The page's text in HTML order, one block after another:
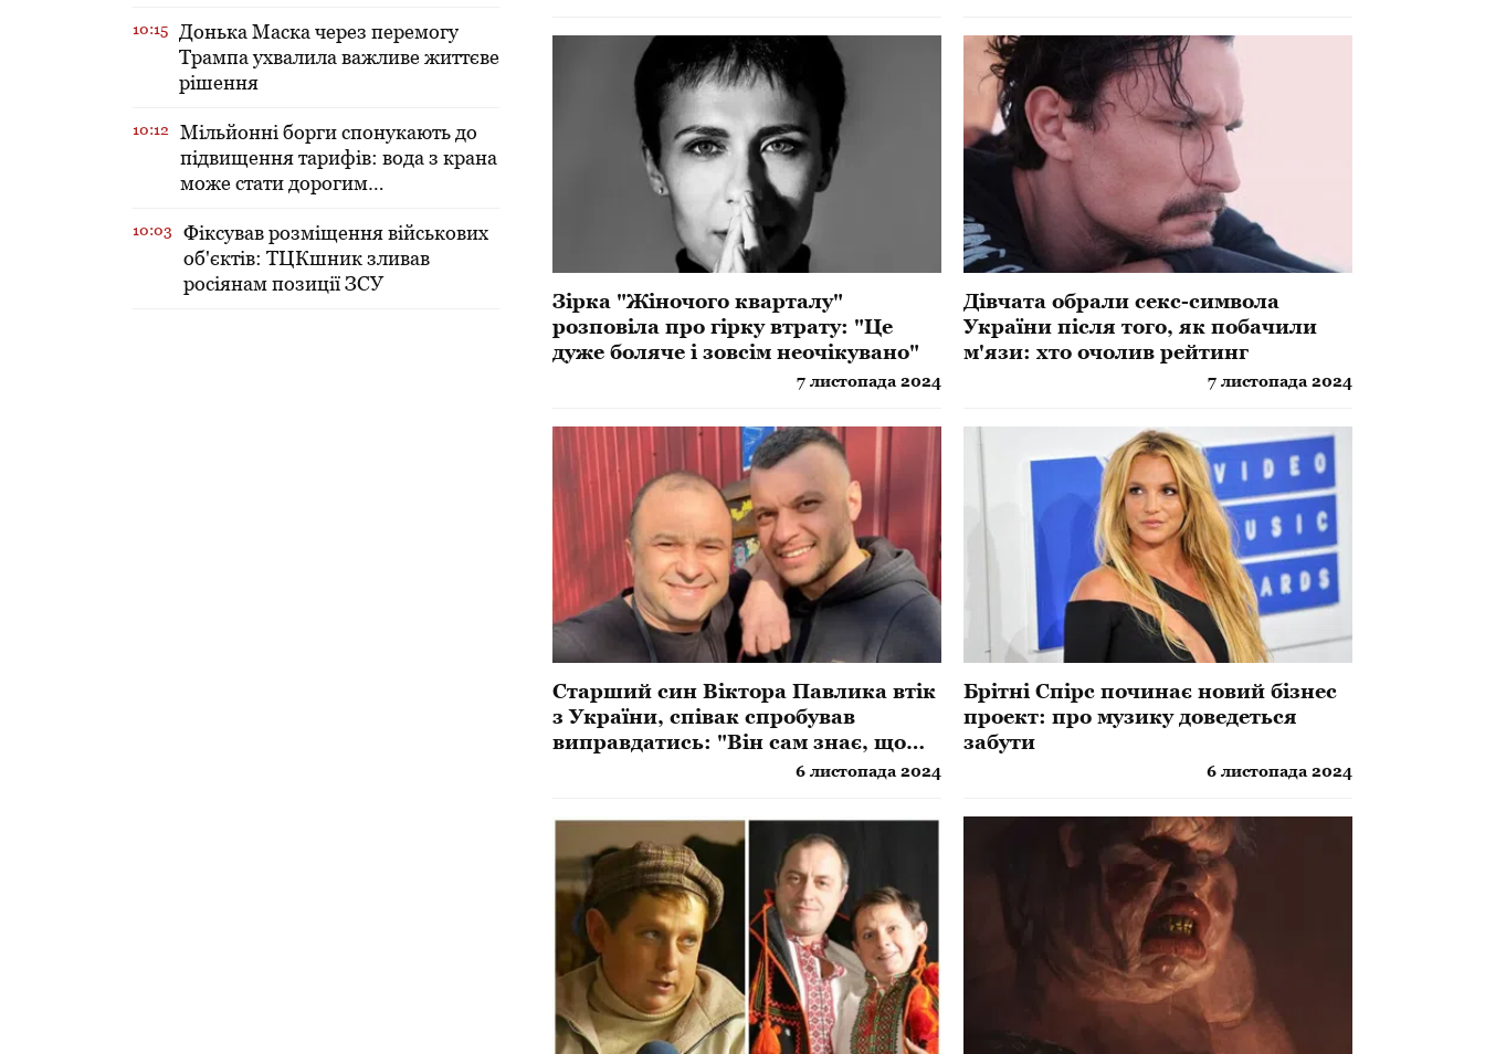
10:15
Донька Маска через перемогу
Трампа ухвалила важливе життєве
рішення
10:12
Мільйонні борги спонукають до
підвищення тарифів: вода з крана
може стати дорогим
10:03
Фіксував розміщення військових
об'єктів: ТЦКшник зливав
росіянам позиції ЗСУ
Зірка "Жіночого кварталу"
розповіла про гірку втрату: "Це
дуже боляче і зовсім неочікувано"
7 листопада 2024
Дівчата обрали секс-символа
України після того, як побачили
м'язи: хто очолив рейтинг
7 листопада 2024
Старший син Віктора Павлика втік
з України, співак спробував
виправдатись: "Він сам знає, що
6 листопада 2024
Брітні Спірс починає новий бізнес
проект: про музику доведеться
забути
6 листопада 2024